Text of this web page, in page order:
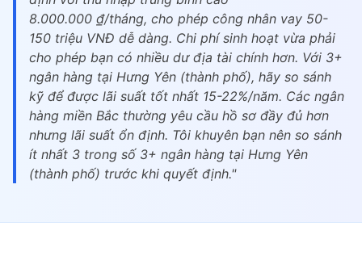
8.000.000 ₫/tháng, cho phép công nhân vay 50-
150 triệu VNĐ dễ dàng. Chi phí sinh hoạt vừa phải
cho phép bạn có nhiều dư địa tài chính hơn. Với 3+
ngân hàng tại Hưng Yên (thành phố), hãy so sánh
kỹ để được lãi suất tốt nhất 15-22%/năm. Các ngân
hàng miền Bắc thường yêu cầu hồ sơ đầy đủ hơn
nhưng lãi suất ổn định. Tôi khuyên bạn nên so sánh
ít nhất 3 trong số 3+ ngân hàng tại Hưng Yên
(thành phố) trước khi quyết định."